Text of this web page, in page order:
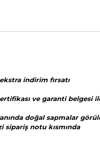
indirim fırsatı
ve garanti belgesi
doğal sapmalar
notu kısmında